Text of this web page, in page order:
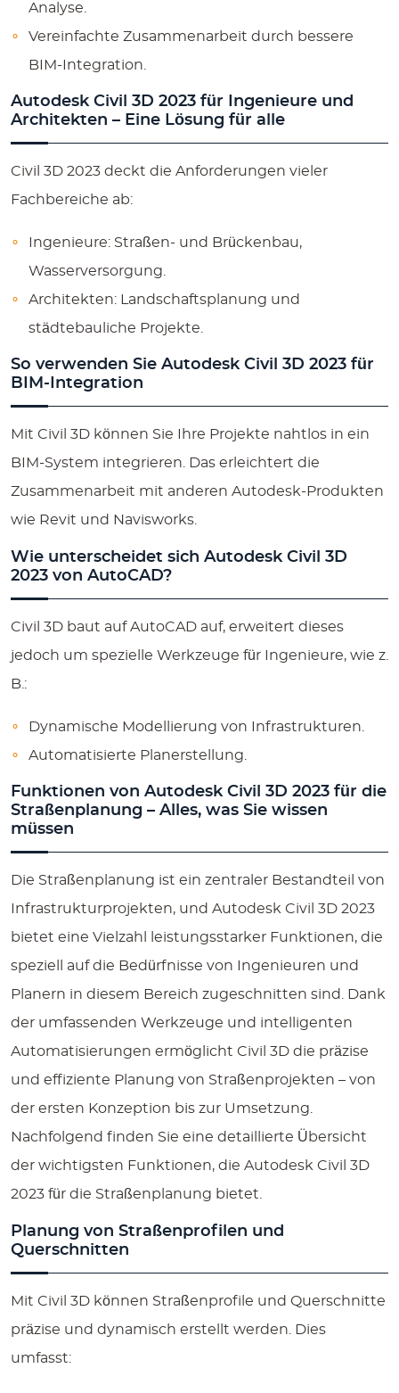
Analyse.
Vereinfachte Zusammenarbeit durch bessere
BIM-Integration.
Autodesk Civil 3D 2023 für Ingenieure und
Architekten – Eine Lösung für alle
Civil 3D 2023 deckt die Anforderungen vieler
Fachbereiche ab:
Ingenieure: Straßen- und Brückenbau,
Wasserversorgung.
Architekten: Landschaftsplanung und
städtebauliche Projekte.
So verwenden Sie Autodesk Civil 3D 2023 für
BIM-Integration
Mit Civil 3D können Sie Ihre Projekte nahtlos in ein
BIM-System integrieren. Das erleichtert die
Zusammenarbeit mit anderen Autodesk-Produkten
wie Revit und Navisworks.
Wie unterscheidet sich Autodesk Civil 3D
2023 von AutoCAD?
Civil 3D baut auf AutoCAD auf, erweitert dieses
jedoch um spezielle Werkzeuge für Ingenieure, wie z.
B.:
Dynamische Modellierung von Infrastrukturen.
Automatisierte Planerstellung.
Funktionen von Autodesk Civil 3D 2023 für die
Straßenplanung – Alles, was Sie wissen
müssen
Die Straßenplanung ist ein zentraler Bestandteil von
Infrastrukturprojekten, und Autodesk Civil 3D 2023
bietet eine Vielzahl leistungsstarker Funktionen, die
speziell auf die Bedürfnisse von Ingenieuren und
Planern in diesem Bereich zugeschnitten sind. Dank
der umfassenden Werkzeuge und intelligenten
Automatisierungen ermöglicht Civil 3D die präzise
und effiziente Planung von Straßenprojekten – von
der ersten Konzeption bis zur Umsetzung.
Nachfolgend finden Sie eine detaillierte Übersicht
der wichtigsten Funktionen, die Autodesk Civil 3D
2023 für die Straßenplanung bietet.
Planung von Straßenprofilen und
Querschnitten
Mit Civil 3D können Straßenprofile und Querschnitte
präzise und dynamisch erstellt werden. Dies
umfasst: